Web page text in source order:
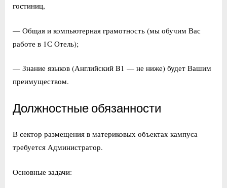
гостиниц,
— Общая и компьютерная грамотность (мы обучим Вас
работе в 1С Отель);
— Знание языков (Английский B1 — не ниже) будет Вашим
преимуществом.
Должностные обязанности
В сектор размещения в материковых объектах кампуса
требуется Администратор.
Основные задачи: